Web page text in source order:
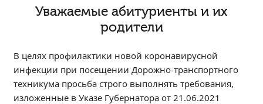
Главная
Профессионалитет
Опрос по качеству образования
Новости
Наблюдательный совет
️Уважаемые абитуриенты и их
родители️
В целях профилактики новой коронавирусной
инфекции при посещении Дорожно-транспортного
техникума просьба строго выполнять требования,
изложенные в Указе Губернатора от 21.06.2021